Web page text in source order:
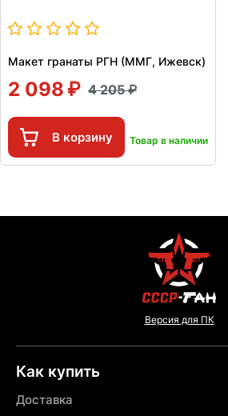
Макет гранаты РГН (ММГ, Ижевск)
2 098 4 205
В корзину Товар в наличии
Версия для ПК
Как купить
Доставка